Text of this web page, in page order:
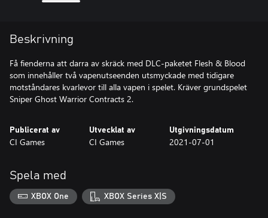
Beskrivning
Få fienderna att darra av skräck med DLC-paketet Flesh & Blood
som innehåller två vapenutseenden utsmyckade med tidigare
motståndares kvarlevor till alla vapen i spelet. Kräver grundspelet
Sniper Ghost Warrior Contracts 2.
Publicerat av
CI Games
Utvecklat av
CI Games
Utgivningsdatum
2021-07-01
Spela med
XBOX One XBOX Series X|S